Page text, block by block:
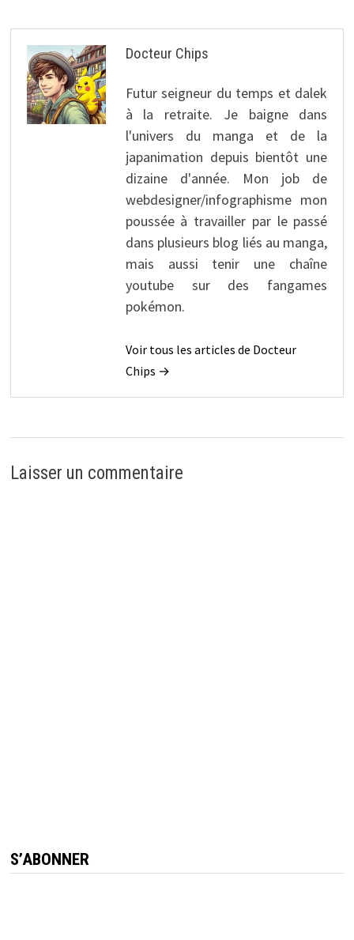
Docteur Chips
Futur seigneur du temps et dalek
à la retraite. Je baigne dans
l'univers du manga et de la
japanimation depuis bientôt une
dizaine d'année. Mon job de
webdesigner/infographisme mon
poussée à travailler par le passé
dans plusieurs blog liés au manga,
mais aussi tenir une chaîne
youtube sur des fangames
pokémon.
Voir tous les articles de Docteur
Chips →
Laisser un commentaire
S’ABONNER